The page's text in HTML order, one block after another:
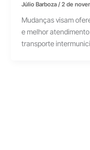
Júlio Barboza/2 de
Mudanças visam
e melhor
transporte